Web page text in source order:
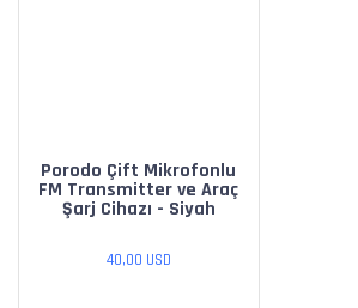
Porodo Çift Mikrofonlu
FM Transmitter ve Araç
Şarj Cihazı - Siyah
40,00 USD